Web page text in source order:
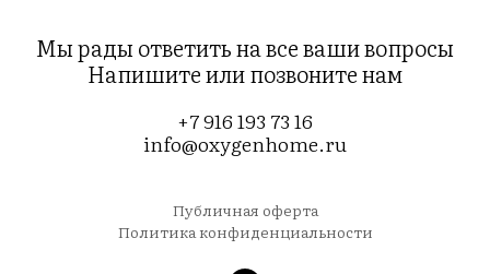
Мы рады ответить на все ваши вопросы
Напишите или позвоните нам
+7 916 193 73 16
info@oxygenhome.ru
Публичная оферта
Политика конфиденциальности